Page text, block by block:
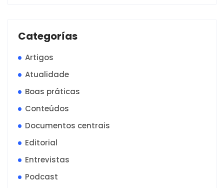
Categorías
Artigos
Atualidade
Boas práticas
Conteúdos
Documentos centrais
Editorial
Entrevistas
Podcast